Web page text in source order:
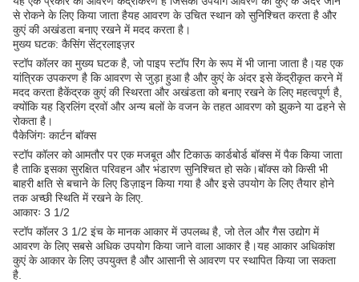
से रोकने के लिए किया जाता हैयह आवरण के उचित स्थान को सुनिश्चित करता है और
कुएं की अखंडता बनाए रखने में मदद करता है।
मुख्य घटक: कैसिंग सेंट्रलाइज़र
स्टॉप कॉलर का मुख्य घटक है, जो पाइप स्टॉप रिंग के रूप में भी जाना जाता है।यह एक
यांत्रिक उपकरण है कि आवरण से जुड़ा हुआ है और कुएं के अंदर इसे केंद्रीकृत करने में
मदद करता हैकेंद्रक कुएं की स्थिरता और अखंडता को बनाए रखने के लिए महत्वपूर्ण है,
क्योंकि यह ड्रिलिंग द्रवों और अन्य बलों के वजन के तहत आवरण को झुकने या ढहने से
रोकता है।
पैकेजिंगः कार्टन बॉक्स
स्टॉप कॉलर को आमतौर पर एक मजबूत और टिकाऊ कार्डबोर्ड बॉक्स में पैक किया जाता
है ताकि इसका सुरक्षित परिवहन और भंडारण सुनिश्चित हो सके।बॉक्स को किसी भी
बाहरी क्षति से बचाने के लिए डिज़ाइन किया गया है और इसे उपयोग के लिए तैयार होने
तक अच्छी स्थिति में रखने के लिए.
आकारः 3 1/2
स्टॉप कॉलर 3 1/2 इंच के मानक आकार में उपलब्ध है, जो तेल और गैस उद्योग में
आवरण के लिए सबसे अधिक उपयोग किया जाने वाला आकार है।यह आकार अधिकांश
कुएं के आकार के लिए उपयुक्त है और आसानी से आवरण पर स्थापित किया जा सकता
है.